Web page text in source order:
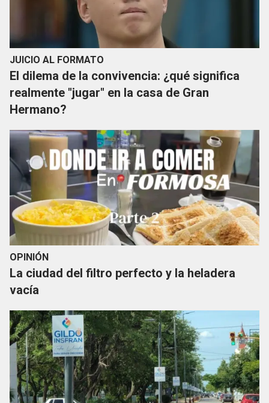
JUICIO AL FORMATO
El dilema de la convivencia: ¿qué significa
realmente "jugar" en la casa de Gran
Hermano?
OPINIÓN
La ciudad del filtro perfecto y la heladera
vacía